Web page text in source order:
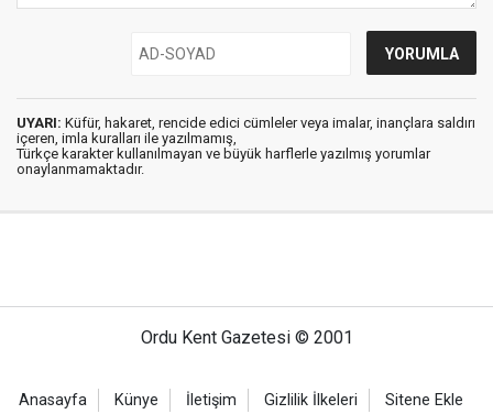
UYARI: Küfür, hakaret, rencide edici cümleler veya imalar, inançlara saldırı
içeren, imla kuralları ile yazılmamış,
Türkçe karakter kullanılmayan ve büyük harflerle yazılmış yorumlar
onaylanmamaktadır.
Ordu Kent Gazetesi © 2001
Anasayfa Künye İletişim Gizlilik İlkeleri Sitene Ekle